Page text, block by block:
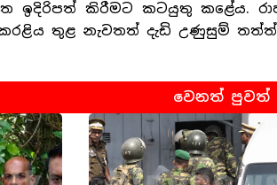
ඉදිරිපත් කිරීමට කටයුතු කළේය.
තුළ නැවතත් දැඩි උණුසුම්
වෙනත් පුවත්